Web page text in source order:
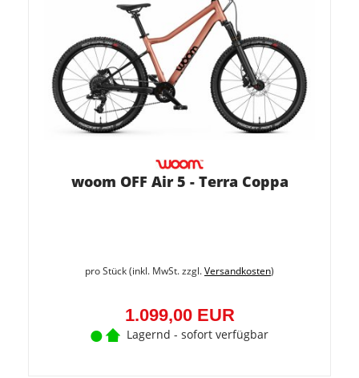
woom OFF Air 5 - Terra Coppa
pro Stück (inkl. MwSt. zzgl.Versandkosten)
1.099,00 EUR
Lagernd - sofort verfügbar